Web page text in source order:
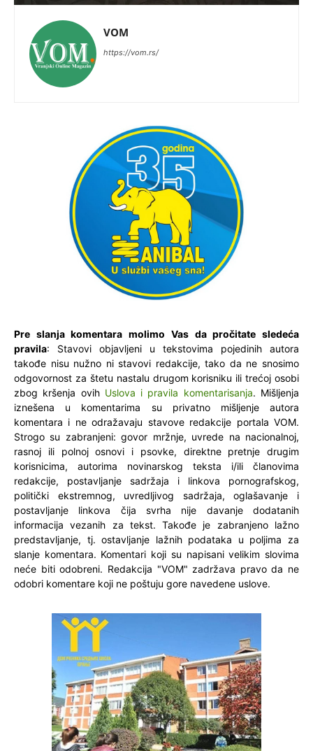
VOM
https://vom.rs/
Pre slanja komentara molimo Vas da pročitate sledeća
pravila: Stavovi objavljeni u tekstovima pojedinih autora
takođe nisu nužno ni stavovi redakcije, tako da ne snosimo
odgovornost za štetu nastalu drugom korisniku ili trećoj osobi
zbog kršenja ovih Uslova i pravila komentarisanja. Mišljenja
iznešena u komentarima su privatno mišljenje autora
komentara i ne odražavaju stavove redakcije portala VOM.
Strogo su zabranjeni: govor mržnje, uvrede na nacionalnoj,
rasnoj ili polnoj osnovi i psovke, direktne pretnje drugim
korisnicima, autorima novinarskog teksta i/ili članovima
redakcije, postavljanje sadržaja i linkova pornografskog,
politički ekstremnog, uvredljivog sadržaja, oglašavanje i
postavljanje linkova čija svrha nije davanje dodatanih
informacija vezanih za tekst. Takođe je zabranjeno lažno
predstavljanje, tj. ostavljanje lažnih podataka u poljima za
slanje komentara. Komentari koji su napisani velikim slovima
neće biti odobreni. Redakcija "VOM" zadržava pravo da ne
odobri komentare koji ne poštuju gore navedene uslove.